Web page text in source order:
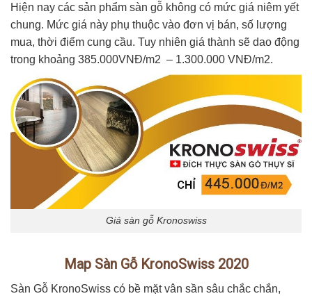
Hiện nay các sản phẩm sàn gỗ không có mức giá niêm yết
chung. Mức giá này phụ thuộc vào đơn vị bán, số lượng
mua, thời điểm cung cầu. Tuy nhiên giá thành sẽ dao động
trong khoảng 385.000VNĐ/m2 – 1.300.000 VNĐ/m2.
Giá sàn gỗ Kronoswiss
Map Sàn Gỗ KronoSwiss 2020
Sàn Gỗ KronoSwiss có bề mặt vân sần sâu chắc chắn,